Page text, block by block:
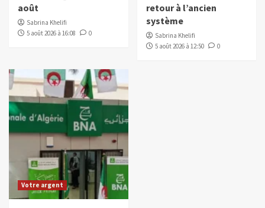
août
Sabrina Khelifi
5 août 2026 à 16:08
0
retour à l’ancien
système
Sabrina Khelifi
5 août 2026 à 12:50
0
Votre argent